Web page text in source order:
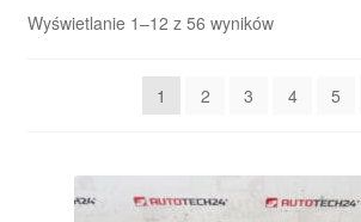
Polityka prywatności
Wyświetlanie 1–12 z 56 wynikówPosortowane
1
2 3 4 5